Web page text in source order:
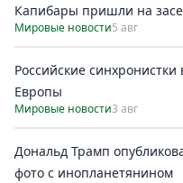
Капибары пришли на
Мировые новости5 авг
Российские
Европы
Мировые новости3 авг
Дональд Трамп
фото с инопланетянином